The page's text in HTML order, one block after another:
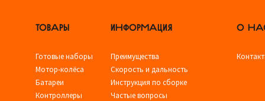
ТОВАРЫ
Готовые наборы
Мотор-колёса
Батареи
Контроллеры
ИНФОРМАЦИЯ
Преимущества
Скорость и дальность
Инструкция по сборке
Частые вопросы
О